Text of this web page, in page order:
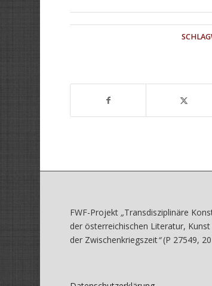
FWF-Projekt „Transdisziplinäre
der österreichischen Literatur,
der Zwischenkriegszeit“(P 27549,